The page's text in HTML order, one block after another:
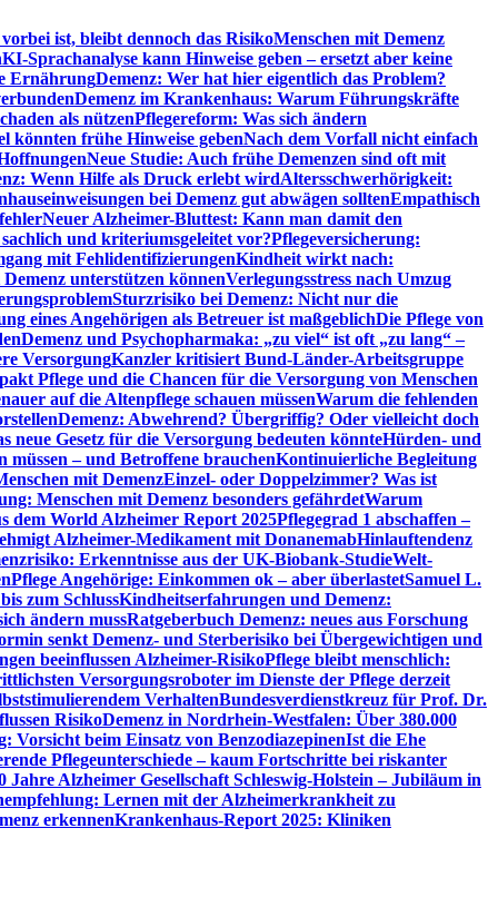
ist, bleibt dennoch das RisikoMenschen mit Demenz
KI-Sprachanalyse kann Hinweise geben – ersetzt aber keine
ErnährungDemenz: Wer hat hier eigentlich das Problem?
Demenz im Krankenhaus: Warum Führungskräfte
als nützenPflegereform: Was sich ändern
könnten frühe Hinweise gebenNach dem Vorfall nicht einfach
Neue Studie: Auch frühe Demenzen sind oft mit
Wenn Hilfe als Druck erlebt wirdAltersschwerhörigkeit:
bei Demenz gut abwägen solltenEmpathisch
Neuer Alzheimer-Bluttest: Kann man damit den
und kriteriumsgeleitet vor?Pflegeversicherung:
mit FehlidentifizierungenKindheit wirkt nach:
unterstützen könnenVerlegungsstress nach Umzug
Sturzrisiko bei Demenz: Nicht nur die
eines Angehörigen als Betreuer ist maßgeblichDie Pflege von
Demenz und Psychopharmaka: „zu viel“ ist oft „zu lang“ –
VersorgungKanzler kritisiert Bund-Länder-Arbeitsgruppe
Pflege und die Chancen für die Versorgung von Menschen
auf die Altenpflege schauen müssenWarum die fehlenden
Demenz: Abwehrend? Übergriffig? Oder vielleicht doch
neue Gesetz für die Versorgung bedeuten könnteHürden- und
– und Betroffene brauchenKontinuierliche Begleitung
mit DemenzEinzel- oder Doppelzimmer? Was ist
Menschen mit Demenz besonders gefährdetWarum
dem World Alzheimer Report 2025Pflegegrad 1 abschaffen –
Alzheimer-Medikament mit DonanemabHinlauftendenz
Erkenntnisse aus der UK-Biobank-StudieWelt-
Pflege Angehörige: Einkommen ok – aber überlastetSamuel L.
zum SchlussKindheitserfahrungen und Demenz:
ändern mussRatgeberbuch Demenz: neues aus Forschung
senkt Demenz- und Sterberisiko bei Übergewichtigen und
beeinflussen Alzheimer-RisikoPflege bleibt menschlich:
Versorgungsroboter im Dienste der Pflege derzeit
VerhaltenBundesverdienstkreuz für Prof. Dr.
RisikoDemenz in Nordrhein-Westfalen: Über 380.000
Vorsicht beim Einsatz von BenzodiazepinenIst die Ehe
Pflegeunterschiede – kaum Fortschritte bei riskanter
Jahre Alzheimer Gesellschaft Schleswig-Holstein – Jubiläum in
Lernen mit der Alzheimerkrankheit zu
erkennenKrankenhaus-Report 2025: Kliniken